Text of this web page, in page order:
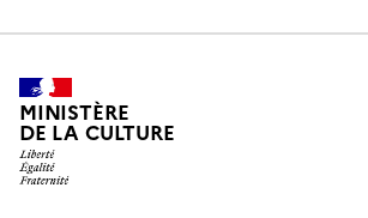
MINISTÈRE
DE LA CULTURE